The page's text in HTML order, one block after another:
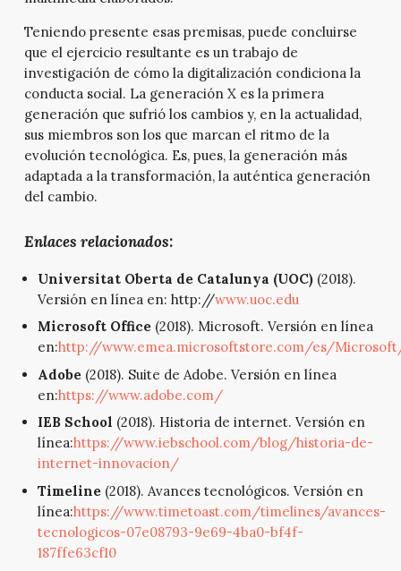
Teniendo presente esas premisas, puede concluirse
que el ejercicio resultante es un trabajo de
investigación de cómo la digitalización condiciona la
conducta social. La generación X es la primera
generación que sufrió los cambios y, en la actualidad,
sus miembros son los que marcan el ritmo de la
evolución tecnológica. Es, pues, la generación más
adaptada a la transformación, la auténtica generación
del cambio.
Enlaces relacionados:
Universitat Oberta de Catalunya (UOC)(2018).
Versión en línea en: http://www.uoc.edu
Microsoft Office(2018). Microsoft. Versión en línea
en:http://www.emea.microsoftstore.com/es/
Adobe (2018). Suite de Adobe. Versión en línea
en:https://www.adobe.com/
IEB School (2018). Historia de internet. Versión en
línea:https://www.iebschool.com/blog/historia-de-
internet-innovacion/
Timeline(2018). Avances tecnológicos. Versión en
línea:https://www.timetoast.com/timelines/avances-
tecnologicos-07e08793-9e69-4ba0-bf4f-
187ffe63cf10